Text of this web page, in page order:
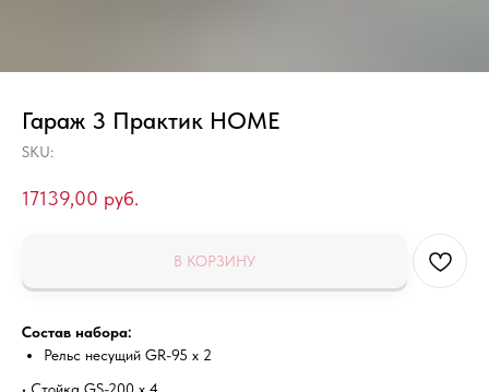
Гараж 3 Практик HOME
SKU:
17139,00 руб.
В КОРЗИНУ
Состав набора:
Рельс несущий GR-95 x 2